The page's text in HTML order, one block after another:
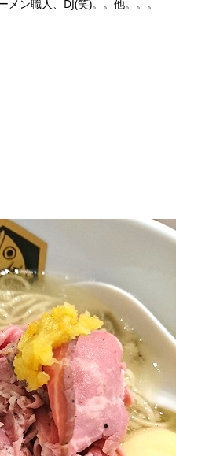
ン職人、DJ(笑)。。他。。。